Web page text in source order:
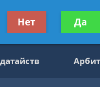
Получите
Нет Да